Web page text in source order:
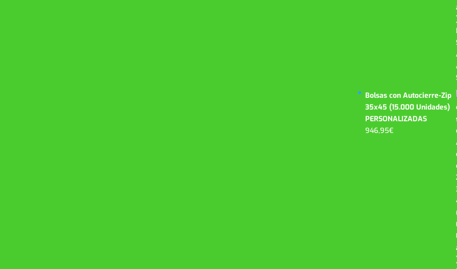
Bolsas con Autocierre-Zip
35x45 (15.000 Unidades)
PERSONALIZADAS
946,95€